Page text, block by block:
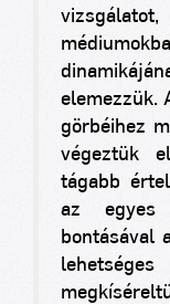
elemezzük.
görbéihez
végeztük
tágabb
az egyes
bontásával